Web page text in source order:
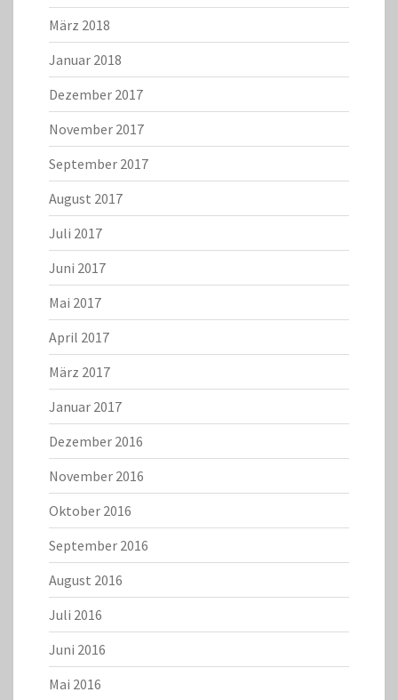
März 2018
Januar 2018
Dezember 2017
November 2017
September 2017
August 2017
Juli 2017
Juni 2017
Mai 2017
April 2017
März 2017
Januar 2017
Dezember 2016
November 2016
Oktober 2016
September 2016
August 2016
Juli 2016
Juni 2016
Mai 2016